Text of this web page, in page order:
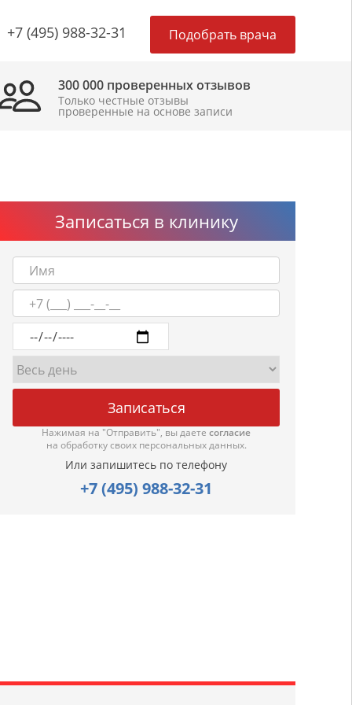
+7 (495) 988-32-31 Подобрать врача
300 000 проверенных отзывов
Только честные отзывы
проверенные на основе записи
Записаться в клинику
Нажимая на "Отправить", вы даете согласие
на обработку своих персональных данных.
Или запишитесь по телефону
+7 (495) 988-32-31